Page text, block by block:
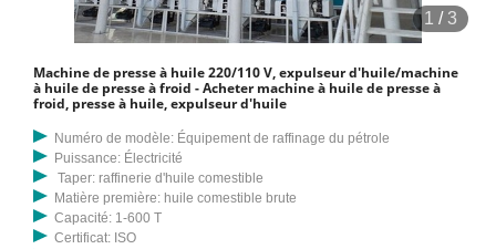
1 /3
Machine de presse à huile 220/110 V, expulseur d'huile/machine
à huile de presse à froid - Acheter machine à huile de presse à
froid, presse à huile, expulseur d'huile
Numéro de modèle: Équipement de raffinage du pétrole
Puissance: Électricité
Taper: raffinerie d'huile comestible
Matière première: huile comestible brute
Capacité: 1-600 T
Certificat: ISO